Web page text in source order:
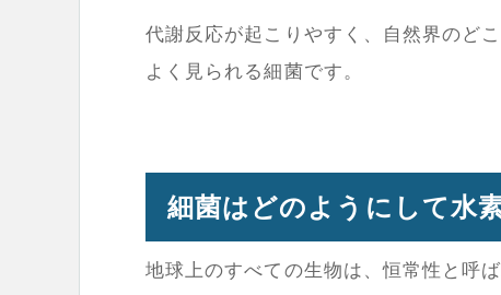
代謝反応が起こりやすく、自然界のど
よく見られる細菌です。
細菌はどのようにして水
地球上のすべての生物は、恒常性と呼